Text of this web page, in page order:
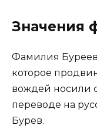
Значения
Фамилия
которое
вождей носили
переводе на
Бурев.